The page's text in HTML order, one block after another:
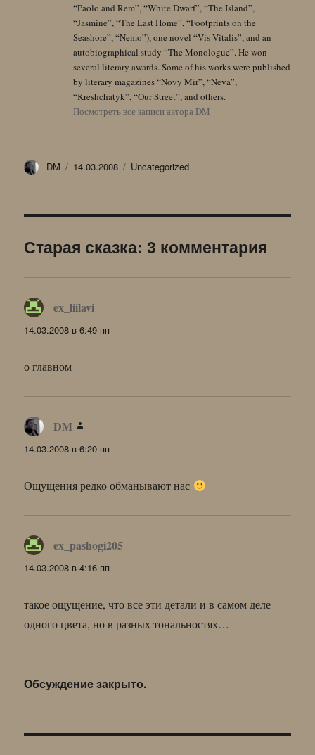
“Paolo and Rem”, “White Dwarf”, “The Island”,
“Jasmine”, “The Last Home”, “Footprints on the
Seashore”, “Nemo”), one novel “Vis Vitalis”, and an
autobiographical study “The Monologue”. He won
several literary awards. Some of his works were published
by literary magazines “Novy Mir”, “Neva”,
“Kreshchatyk”, “Our Street”, and others.
Посмотреть все записи автора DM
Автор
DM Опубликовано
14.03.2008 Рубрики
Uncategorized
Старая сказка: 3 комментария
ex_liilavi
14.03.2008 в 6:49 пп
о главном
DM
14.03.2008 в 6:20 пп
Ощущения редко обманывают нас
ex_pashogi205
14.03.2008 в 4:16 пп
такое ощущение, что все эти детали и в самом деле
одного цвета, но в разных тональностях…
Обсуждение закрыто.